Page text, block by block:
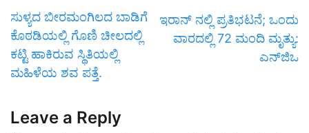
ಸುಳ್ಯದ ಬೀರಮಂಗಿಲದ ಬಾಡಿಗೆ
ಕೊಠಡಿಯಲ್ಲಿ ಗೊಣಿ ಚೀಲದಲ್ಲಿ
ಕಟ್ಟಿ ಹಾಕಿರುವ ಸ್ಥಿತಿಯಲ್ಲಿ
ಮಹಿಳೆಯ ಶವ ಪತ್ತೆ.
ಇರಾನ್ ನಲ್ಲಿ ಪ್ರತಿಭಟನೆ; ಒಂದು
ವಾರದಲ್ಲಿ 72 ಮಂದಿ ಮೃತ್ಯು:
ಎನ್‌ಜಿಒ
Leave a Reply